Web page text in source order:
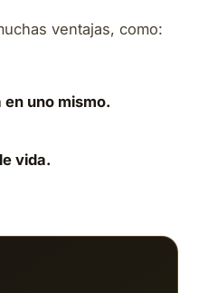
ventajas, como:
uno mismo.
vida.